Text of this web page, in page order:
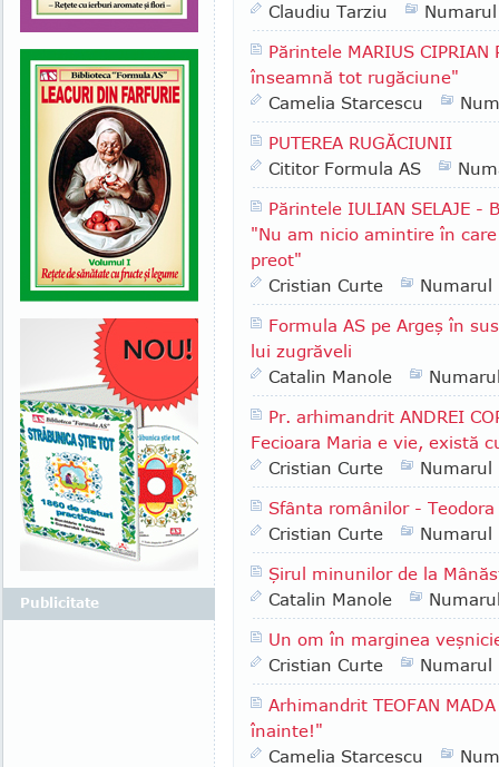
Claudiu Tarziu
Părintele MARIUS
înseamnă tot rugăciune"
Camelia Starcescu
PUTEREA RUGĂCIUNII
Cititor Formula AS
Părintele IULIAN SELAJE
"Nu am nicio amintire în
preot"
Cristian Curte
Numarul
Formula AS pe Argeş în
lui zugrăveli
Catalin Manole
Pr. arhimandrit ANDREI
Fecioara Maria e vie, există
Cristian Curte
Numarul
Sfânta românilor -
Cristian Curte
Numarul
Şirul minunilor de la
Catalin Manole
Un om în marginea
Cristian Curte
Numarul
Arhimandrit TEOFAN
înainte!"
Camelia Starcescu
Publicitate